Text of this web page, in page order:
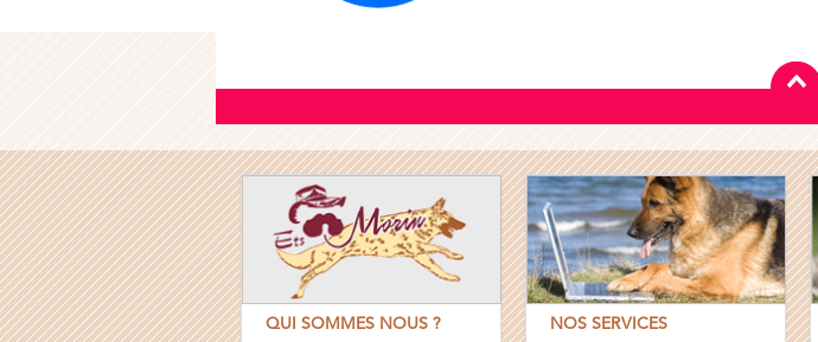
QUI SOMMES NOUS ? NOS SERVICES